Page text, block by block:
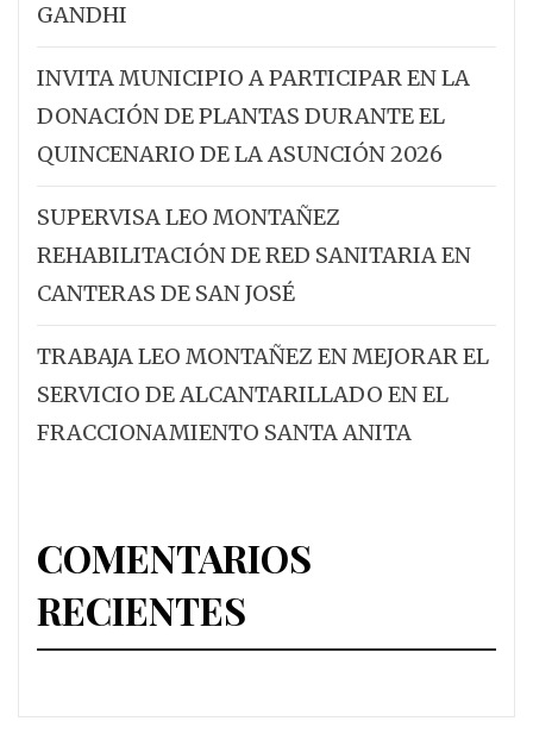
GANDHI
INVITA MUNICIPIO A PARTICIPAR EN LA
DONACIÓN DE PLANTAS DURANTE EL
QUINCENARIO DE LA ASUNCIÓN 2026
SUPERVISA LEO MONTAÑEZ
REHABILITACIÓN DE RED SANITARIA EN
CANTERAS DE SAN JOSÉ
TRABAJA LEO MONTAÑEZ EN MEJORAR EL
SERVICIO DE ALCANTARILLADO EN EL
FRACCIONAMIENTO SANTA ANITA
COMENTARIOS
RECIENTES